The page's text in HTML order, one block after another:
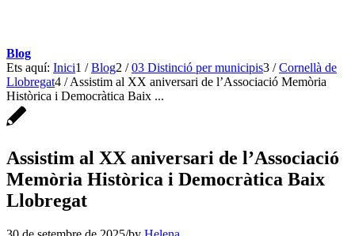
Blog
Ets aquí: Inici1 / Blog2 / 03 Distinció per municipis3 / Cornellà de
Llobregat4 / Assistim al XX aniversari de l’Associació Memòria
Històrica i Democràtica Baix ...
Assistim al XX aniversari de l’Associació
Memòria Històrica i Democràtica Baix
Llobregat